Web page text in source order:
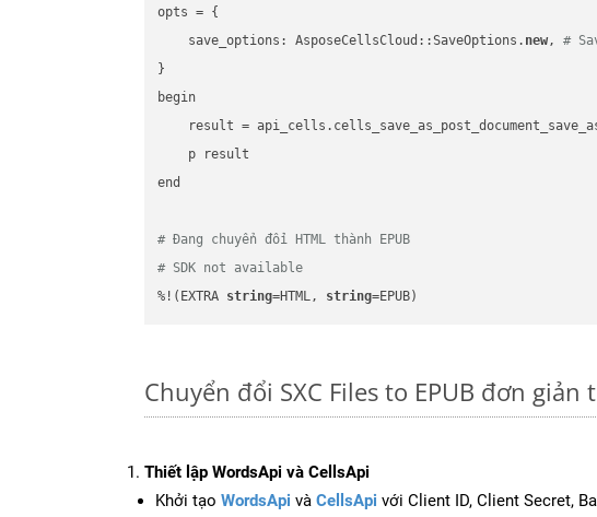
opts = {
    save_options: AsposeCellsCloud::SaveOptions.
new, #
}
begin
result =
    p result
end
# Đang chuyển đổi HTML thành EPUB
# SDK not available
%!(EXTRA string=HTML, string=EPUB)
Chuyển đổi SXC Files to EPUB đơn giản
Thiết lập WordsApi và CellsApi
Khởi tạo WordsApi và CellsApi với Client ID, Client Secret,